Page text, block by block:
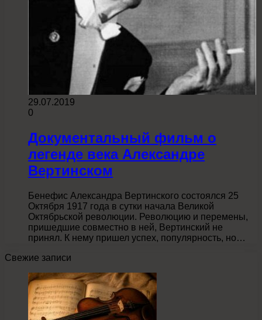
29.07.2019
0
Документальный фильм о
легенде века Александре
Вертинском
Бенефис Александра Вертинского состоялся 25
Октября 1917 года в сутки начала Великой
Октябрьской революции. Революцию и перемены,
пришедшие совместно в ней, Вертинский не
принял. К нему пришел успех, популярность, но…
Свежие записи